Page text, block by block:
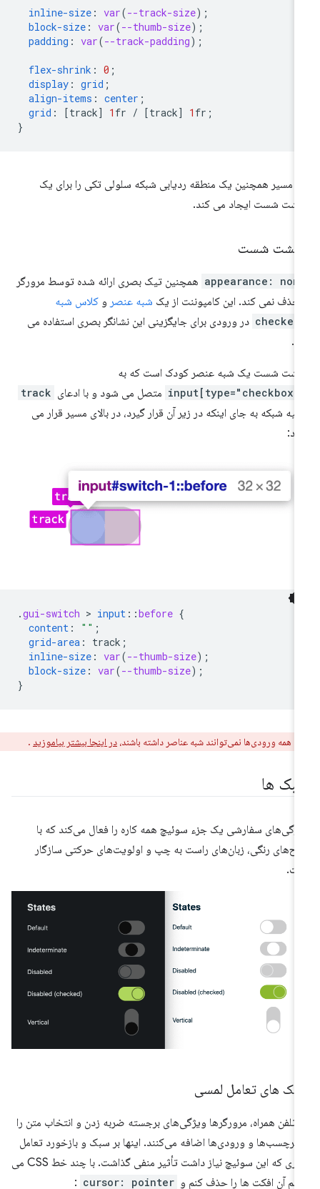
inline-size: var(--track-size
block-size: var(--thumb-size
padding: var(--track-padding
flex-shrink :
display: grid
align-items: center
grid: [track ] fr / [track ] 1
مسیر همچنین یک منطقه ردیابی شبکه سلولی تکی را برای یک
شست ایجاد می کند.
شست
appearance: همچنین تیک بصری ارائه شده توسط مرورگر
حذف نمی کند. این کامپوننت از یک شبه عنصروکلاس شبه
در ورودی برای جایگزینی این نشانگر بصری استفاده می
شست یک شبه عنصر کودک است که به
متصل می شود و با ادعای track
شبکه به جای اینکه در زیر آن قرار گیرد، در بالای مسیر قرار می
.gui-switch > input::before
content :
grid-area: track
inline-size: var(--thumb-size
block-size: var(--thumb-size
همه ورودی‌ها نمی‌توانند شبه عناصر داشته باشند،در اینجا بیشتر بیاموزید.
ها
سفارشی یک جزء سوئیچ همه کاره را فعال می‌کند که با
رنگی، زبان‌های راست به چپ و اولویت‌های حرکتی سازگار
های تعامل لمسی
تلفن همراه، مرورگرها ویژگی‌های برجسته ضربه زدن و انتخاب متن را
برچسب‌ها و ورودی‌ها اضافه می‌کنند. اینها بر سبک و بازخورد تعامل
بصری که این سوئیچ نیاز داشت تأثیر منفی گذاشت. با چند خط CSS می
آن افکت ها را حذف کنم و cursor: pointer
: